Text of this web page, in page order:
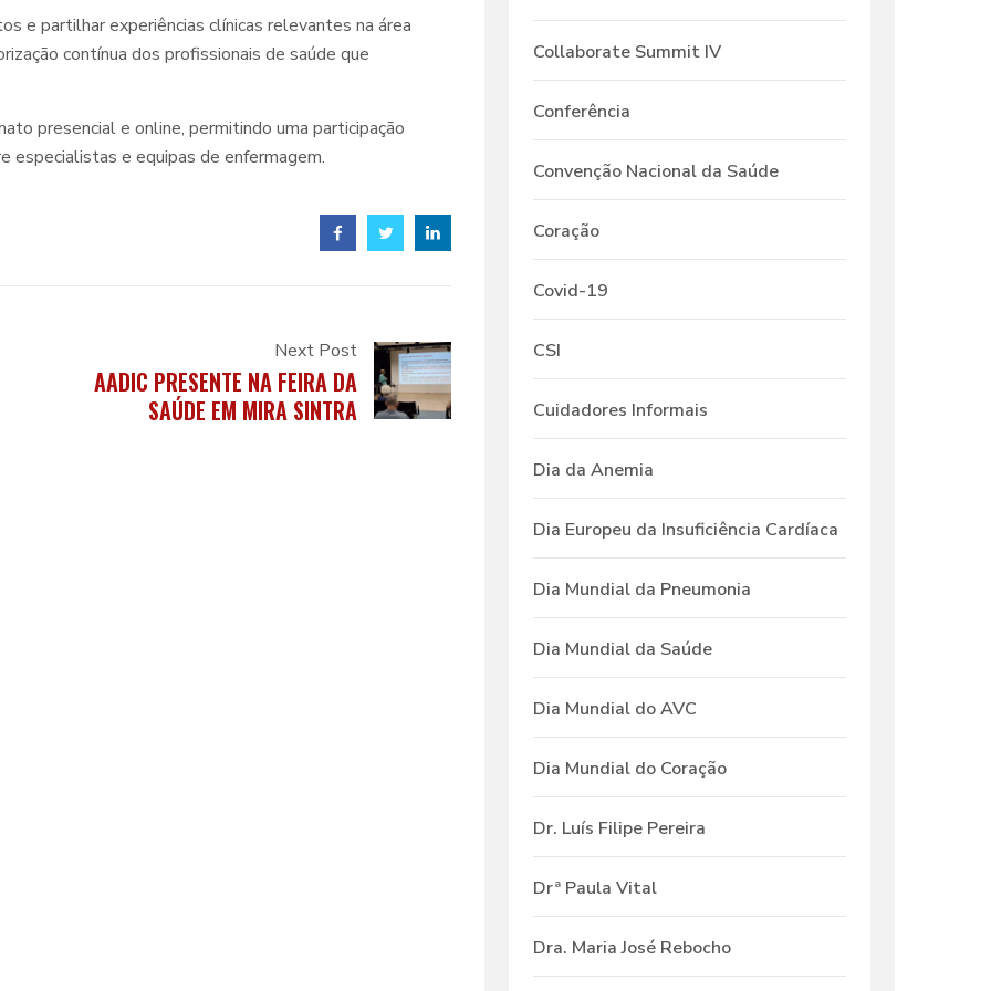
e partilhar experiências clínicas relevantes na área
contínua dos profissionais de saúde que
presencial e online, permitindo uma participação
especialistas e equipas de enfermagem.
Next Post
AADIC PRESENTE NA FEIRA DA
SAÚDE EM MIRA SINTRA
Collaborate Summit IV
Conferência
Convenção Nacional da Saúde
Coração
Covid-19
CSI
Cuidadores Informais
Dia da Anemia
Dia Europeu da Insuficiência Cardíaca
Dia Mundial da Pneumonia
Dia Mundial da Saúde
Dia Mundial do AVC
Dia Mundial do Coração
Dr. Luís Filipe Pereira
Drª Paula Vital
Dra. Maria José Rebocho